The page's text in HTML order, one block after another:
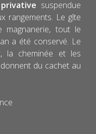
suspendue
rangements. Le gîte
magnanerie, tout le
a été conservé. Le
la cheminée et les
du cachet au